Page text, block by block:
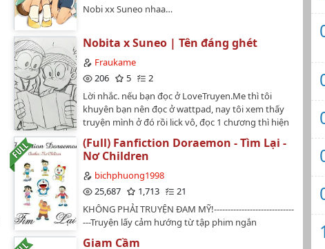
Nobi xx Suneo nhaa…
Nobita x Suneo | Tên đáng ghét
Fraukame
206
5
2
Lời nhắc. nếu bạn đọc ở LoveTruyen.Me thì tôi
khuyên bạn nên đọc ở wattpad, nay tôi xem thấy
truyện mình ở đó rồi lick vô, đọc 1 chương thì hiện
blackjack gì đó, đáng sợ lắm. - 23/2/2026Hạnh phúc
là gì?Thứ hạnh phúc của tôi đang ở đâu?Tôi muốn
nó! Chỉ một chút thôi..______Kết ko suôn đâu. Dở
như hạch. Ai bình chọn cái này thì là người có tấm
một câu chuyện quá sức thảm hại…
(Full) Fanfiction Doraemon - Tìm Lại -
Nơ Children
bichphuong1998
25,687
1,713
21
KHÔNG PHẢI TRUYỆN ĐAM MỸ!-----------------------------
---Truyện lấy cảm hướng từ tập phim ngắn
Giam Cầm